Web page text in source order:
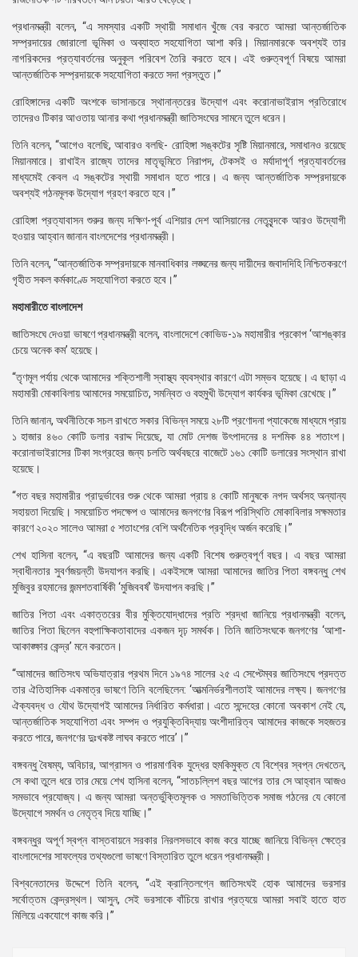
প্রধানমন্ত্রী বলেন, “এ সমস্যার একটি স্থায়ী সমাধান খুঁজে বের করতে আমরা আন্তর্জাতিক
সম্প্রদায়ের জোরালো ভূমিকা ও অব্যাহত সহযোগিতা আশা করি। মিয়ানমারকে অবশ্যই তার
নাগরিকদের প্রত্যাবর্তনের অনুকূল পরিবেশ তৈরি করতে হবে। এই গুরুত্বপূর্ণ বিষয়ে আমরা
আন্তর্জাতিক সম্প্রদায়কে সহযোগিতা করতে সদা প্রস্তুত।”
রোহিঙ্গাদের একটি অংশকে ভাসানচরে স্থানান্তরের উদ্যোগ এবং করোনাভাইরাস প্রতিরোধে
তাদেরও টিকার আওতায় আনার কথা প্রধানমন্ত্রী জাতিসংঘের সামনে তুলে ধরেন।
তিনি বলেন, “আগেও বলেছি, আবারও বলছি- রোহিঙ্গা সঙ্কটের সৃষ্টি মিয়ানমারে, সমাধানও রয়েছে
মিয়ানমারে। রাখাইন রাজ্যে তাদের মাতৃভূমিতে নিরাপদ, টেকসই ও মর্যাদাপূর্ণ প্রত্যাবর্তনের
মাধ্যমেই কেবল এ সঙ্কটের স্থায়ী সমাধান হতে পারে। এ জন্য আন্তর্জাতিক সম্প্রদায়কে
অবশ্যই গঠনমূলক উদ্যোগ গ্রহণ করতে হবে।”
রোহিঙ্গা প্রত্যাবাসন শুরুর জন্য দক্ষিণ-পূর্ব এশিয়ার দেশ আসিয়ানের নেতৃবৃন্দকে আরও উদ্যোগী
হওয়ার আহ্বান জানান বাংলদেশের প্রধানমন্ত্রী।
তিনি বলেন, “আন্তর্জাতিক সম্প্রদায়কে মানবাধিকার লঙ্ঘনের জন্য দায়ীদের জবাদদিহি নিশ্চিতকরণে
গৃহীত সকল কর্মকাণ্ডে সহযোগিতা করতে হবে।”
মহামারীতে বাংলাদেশ
জাতিসংঘে দেওয়া ভাষণে প্রধানমন্ত্রী বলেন, বাংলাদেশে কোভিড-১৯ মহামারীর প্রকোপ ‘আশঙ্কার
চেয়ে অনেক কম’ হয়েছে।
“তৃণমূল পর্যায় থেকে আমাদের শক্তিশালী স্বাস্থ্য ব্যবস্থার কারণে এটা সম্ভব হয়েছে। এ ছাড়া এ
মহামারী মোকাবিলায় আমাদের সময়োচিত, সমন্বিত ও বহুমুখী উদ্যোগ কার্যকর ভূমিকা রেখেছে।”
তিনি জানান, অর্থনীতিকে সচল রাখতে সকার বিভিন্ন সময়ে ২৮টি প্রণোদনা প্যাকেজে মাধ্যমে প্রায়
১ হাজার ৪৬০ কোটি ডলার বরাদ্দ দিয়েছে, যা মোট দেশজ উৎপাদনের ৪ দশমিক ৪৪ শতাংশ।
করোনাভাইরাসের টিকা সংগ্রহের জন্য চলতি অর্থবছরে বাজেটে ১৬১ কোটি ডলারের সংস্থান রাখা
হয়েছে।
“গত বছর মহামারীর প্রাদুর্ভাবের শুরু থেকে আমরা প্রায় ৪ কোটি মানুষকে নগদ অর্থসহ অন্যান্য
সহায়তা দিয়েছি। সময়োচিত পদক্ষেপ ও আমাদের জনগণের বিরূপ পরিস্থিতি মোকাবিলার সক্ষমতার
কারণে ২০২০ সালেও আমরা ৫ শতাংশের বেশি অর্থনৈতিক প্রবৃদ্ধি অর্জন করেছি।”
শেখ হাসিনা বলেন, “এ বছরটি আমাদের জন্য একটি বিশেষ গুরুত্বপূর্ণ বছর। এ বছর আমরা
স্বাধীনতার সুবর্ণজয়ন্তী উদযাপন করছি। একইসঙ্গে আমরা আমাদের জাতির পিতা বঙ্গবন্ধু শেখ
মুজিবুর রহমানের জন্মশতবার্ষিকী ‘মুজিববর্ষ’ উদযাপন করছি।”
জাতির পিতা এবং একাত্তরের বীর মুক্তিযোদ্ধাদের প্রতি শ্রদ্ধা জানিয়ে প্রধানমন্ত্রী বলেন,
জাতির পিতা ছিলেন বহুপাক্ষিকতাবাদের একজন দৃঢ় সমর্থক। তিনি জাতিসংঘকে জনগণের ‘আশা-
আকাঙ্ক্ষার কেন্দ্র’ মনে করতেন।
“আমাদের জাতিসংঘ অভিযাত্রার প্রথম দিনে ১৯৭৪ সালের ২৫ এ সেপ্টেম্বর জাতিসংঘে প্রদত্ত
তার ঐতিহাসিক একমাত্র ভাষণে তিনি বলেছিলেন: ‘আত্মনির্ভরশীলতাই আমাদের লক্ষ্য। জনগণের
ঐক্যবদ্ধ ও যৌথ উদ্যোগই আমাদের নির্ধারিত কর্মধারা। এতে সন্দেহের কোনো অবকাশ নেই যে,
আন্তর্জাতিক সহযোগিতা এবং সম্পদ ও প্রযুক্তিবিদ্যায় অংশীদারিত্ব আমাদের কাজকে সহজতর
করতে পারে, জনগণের দুঃখকষ্ট লাঘব করতে পারে’।”
বঙ্গবন্ধু বৈষম্য, অবিচার, আগ্রাসন ও পারমাণবিক যুদ্ধের হুমকিমুক্ত যে বিশ্বের স্বপ্ন দেখতেন,
সে কথা তুলে ধরে তার মেয়ে শেখ হাসিনা বলেন, “সাতচল্লিশ বছর আগের তার সে আহ্বান আজও
সমভাবে প্রযোজ্য। এ জন্য আমরা অন্তর্ভুক্তিমূলক ও সমতাভিত্তিক সমাজ গঠনের যে কোনো
উদ্যোগে সমর্থন ও নেতৃত্ব দিয়ে যাচ্ছি।”
বঙ্গবন্ধুর অপূর্ণ স্বপ্ন বাস্তবায়নে সরকার নিরলসভাবে কাজ করে যাচ্ছে জানিয়ে বিভিন্ন ক্ষেত্রে
বাংলাদেশের সাফল্যের তথ্যগুলো ভাষণে বিস্তারিত তুলে ধরেন প্রধানমন্ত্রী।
বিশ্বনেতাদের উদ্দেশে তিনি বলেন, “এই ক্রান্তিলগ্নে জাতিসংঘই হোক আমাদের ভরসার
সর্বোত্তম কেন্দ্রস্থল। আসুন, সেই ভরসাকে বাঁচিয়ে রাখার প্রত্যয়ে আমরা সবাই হাতে হাত
মিলিয়ে একযোগে কাজ করি।”